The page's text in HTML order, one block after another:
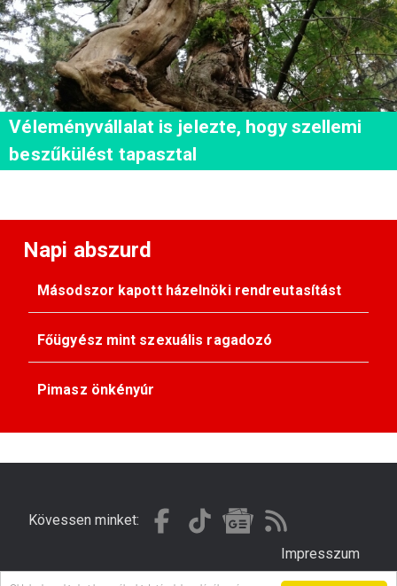
Véleményvállalat is jelezte, hogy szellemi
beszűkülést tapasztal
Napi abszurd
Másodszor kapott házelnöki rendreutasítást
Főügyész mint szexuális ragadozó
Pimasz önkényúr
Kövessen minket:
Impresszum